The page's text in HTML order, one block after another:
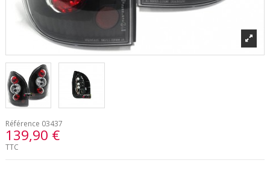
Référence 03437
139,90 €
TTC